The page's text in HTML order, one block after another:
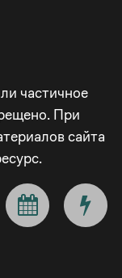
частичное
При
сайта